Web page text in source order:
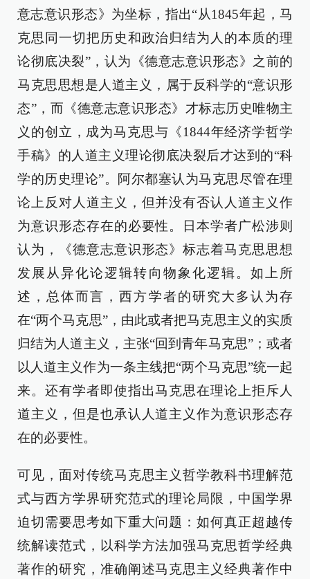
意志意识形态》为坐标，指出“从1845年起，马
克思同一切把历史和政治归结为人的本质的理
论彻底决裂”，认为《德意志意识形态》之前的
马克思思想是人道主义，属于反科学的“意识形
态”，而《德意志意识形态》才标志历史唯物主
义的创立，成为马克思与《1844年经济学哲学
手稿》的人道主义理论彻底决裂后才达到的“科
学的历史理论”。阿尔都塞认为马克思尽管在理
论上反对人道主义，但并没有否认人道主义作
为意识形态存在的必要性。日本学者广松涉则
认为，《德意志意识形态》标志着马克思思想
发展从异化论逻辑转向物象化逻辑。如上所
述，总体而言，西方学者的研究大多认为存
在“两个马克思”，由此或者把马克思主义的实质
归结为人道主义，主张“回到青年马克思”；或者
以人道主义作为一条主线把“两个马克思”统一起
来。还有学者即使指出马克思在理论上拒斥人
道主义，但是也承认人道主义作为意识形态存
在的必要性。
可见，面对传统马克思主义哲学教科书理解范
式与西方学界研究范式的理论局限，中国学界
迫切需要思考如下重大问题：如何真正超越传
统解读范式，以科学方法加强马克思哲学经典
著作的研究，准确阐述马克思主义经典著作中